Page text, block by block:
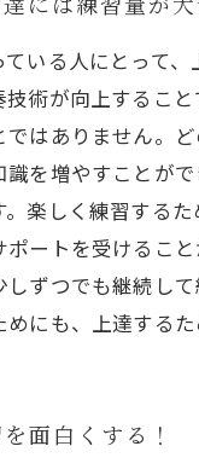
ている人にとって
技術が向上するこ
ではありません。
識を増やすことが
。楽しく練習する
ポートを受けるこ
しずつでも継続し
めにも、上達する
面白くする！